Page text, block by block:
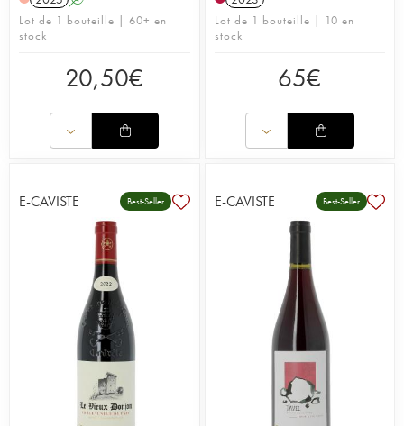
Lot de 1 bouteille | 60+ en
stock
20,50€
Lot de 1 bouteille | 10 en
stock
65€
E-CAVISTE Best-Seller E-CAVISTE Best-Seller